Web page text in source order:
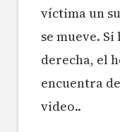
víctima un
se mueve.
derecha, el
encuentra
video..